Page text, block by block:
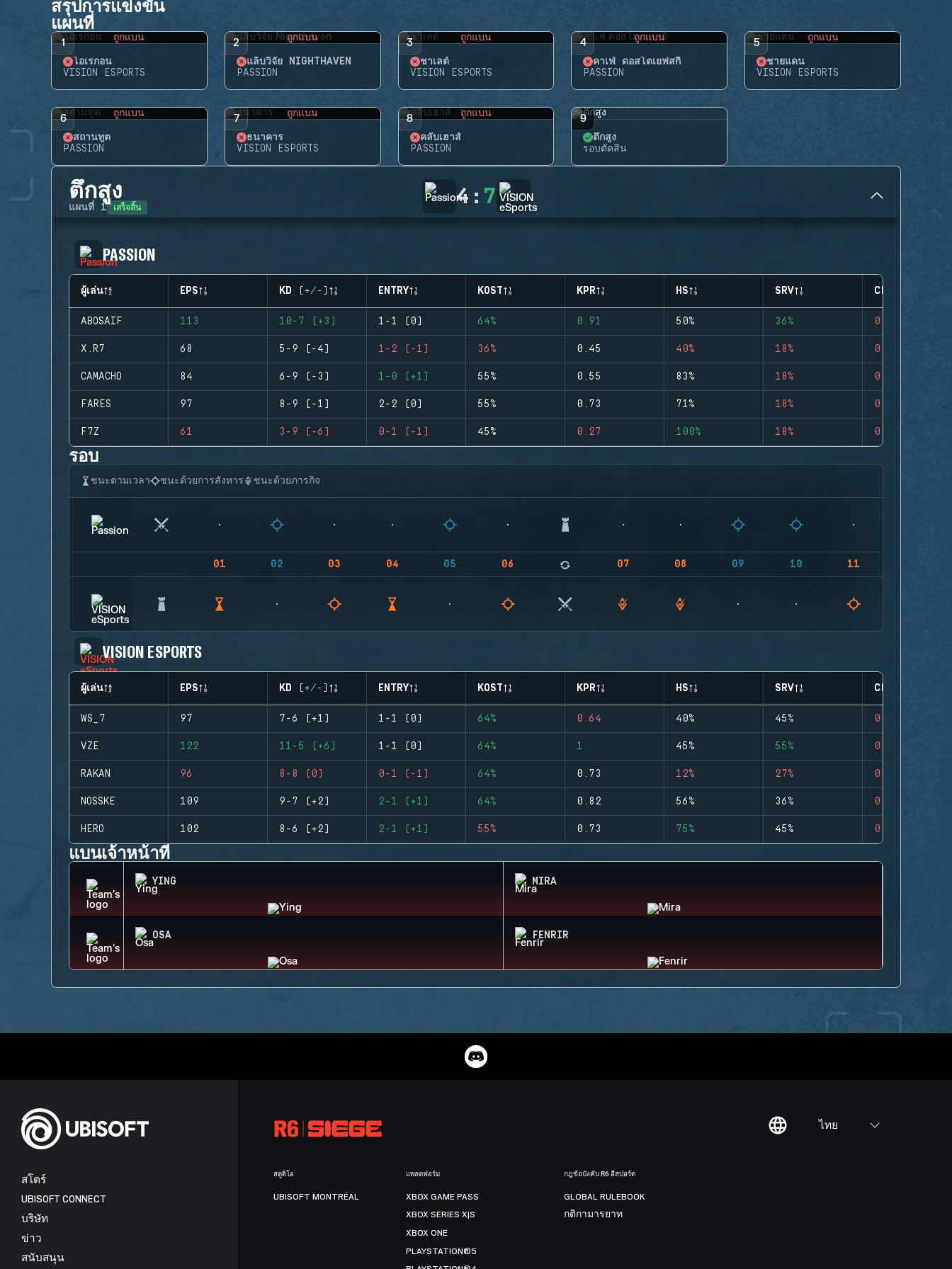
สรุปการแข่งขัน
แผนที่
1 ถูกแบน
โอเรกอน
VISION ESPORTS
2 ถูกแบน
แล็บวิจัย NIGHTHAVEN
PASSION
3 ถูกแบน
ชาเลต์
VISION ESPORTS
4 ถูกแบน
คาเฟ่ ดอสโตเยฟสกี้
PASSION
5 ถูกแบน
ชายแดน
VISION ESPORTS
6 ถูกแบน
สถานทูต
PASSION
7 ถูกแบน
ธนาคาร
VISION ESPORTS
8 ถูกแบน
คลับเฮาส์
PASSION
9
ตึกสูง
รอบตัดสิน
ตึกสูง
แผนที่ 1 เสร็จสิ้น 4 : 7
PASSION
ผู้เล่น EPS KD (+/-) ENTRY KOST KPR HS SRV CLUTCHES
ABOSAIF 113 10-7 (+3) 1-1 (0) 64% 0.91 50% 36% 0
X.R7 68 5-9 (-4) 1-2 (-1) 36% 0.45 40% 18% 0
CAMACHO 84 6-9 (-3) 1-0 (+1) 55% 0.55 83% 18% 0
FARES 97 8-9 (-1) 2-2 (0) 55% 0.73 71% 18% 0
F7Z 61 3-9 (-6) 0-1 (-1) 45% 0.27 100% 18% 0
รอบ
ชนะตามเวลา ชนะด้วยการสังหาร ชนะด้วยภารกิจ
01 02 03 04 05 06 07 08 09 10 11
VISION ESPORTS
ผู้เล่น EPS KD (+/-) ENTRY KOST KPR HS SRV CLUTCHES
WS_7 97 7-6 (+1) 1-1 (0) 64% 0.64 40% 45% 0
VZE 122 11-5 (+6) 1-1 (0) 64% 1 45% 55% 0
RAKAN 96 8-8 (0) 0-1 (-1) 64% 0.73 12% 27% 0
NOSSKE 109 9-7 (+2) 2-1 (+1) 64% 0.82 56% 36% 0
HERO 102 8-6 (+2) 2-1 (+1) 55% 0.73 75% 45% 0
แบนเจ้าหน้าที่
YING MIRA
OSA FENRIR
ไทย
สโตร์
UBISOFT CONNECT
บริษัท
ข่าว
สนับสนุน
สตูดิโอ
UBISOFT MONTRÉAL
แพลตฟอร์ม
XBOX GAME PASS
XBOX SERIES X|S
XBOX ONE
PLAYSTATION®5
กฎข้อบังคับ R6 อีสปอร์ต
GLOBAL RULEBOOK
กติกามารยาท